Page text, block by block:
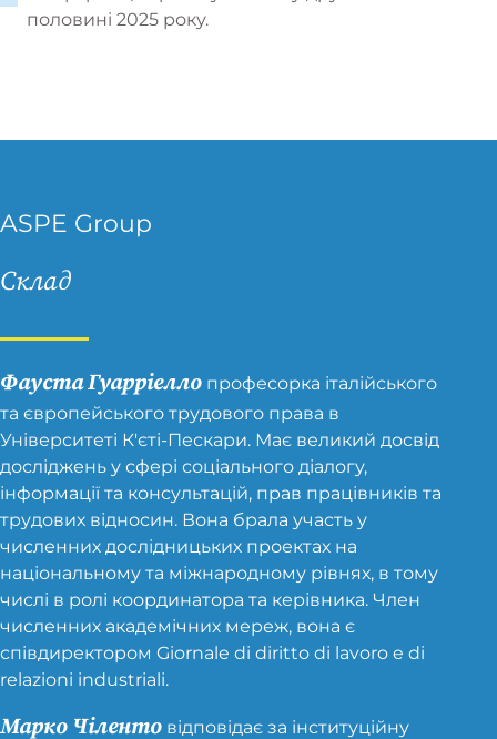
половині 2025 року.
ASPE Group
Склад
Фауста Гуарріелло професорка італійського
та європейського трудового права в
Університеті К'єті-Пескари. Має великий досвід
досліджень у сфері соціального діалогу,
інформації та консультацій, прав працівників та
трудових відносин. Вона брала участь у
численних дослідницьких проектах на
національному та міжнародному рівнях, в тому
числі в ролі координатора та керівника. Член
численних академічних мереж, вона є
співдиректором Giornale di diritto di lavoro e di
relazioni industriali.
Марко Чіленто відповідає за інституційну